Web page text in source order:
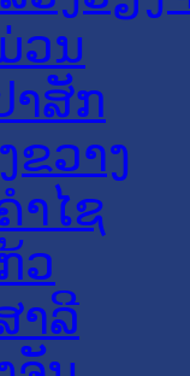
ວນ
າສັກ
ຂວາງ
າໄຊ
ວ
າລີ